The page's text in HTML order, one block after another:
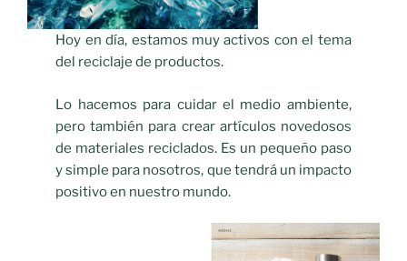
Hoy en día, estamos muy activos con el tema
del reciclaje de productos.
Lo hacemos para cuidar el medio ambiente,
pero también para crear artículos novedosos
de materiales reciclados. Es un pequeño paso
y simple para nosotros, que tendrá un impacto
positivo en nuestro mundo.